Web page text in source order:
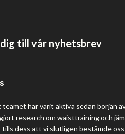
till vår nyhetsbrev
har varit aktiva sedan början
research om waisttraining och
dess att vi slutligen bestämde